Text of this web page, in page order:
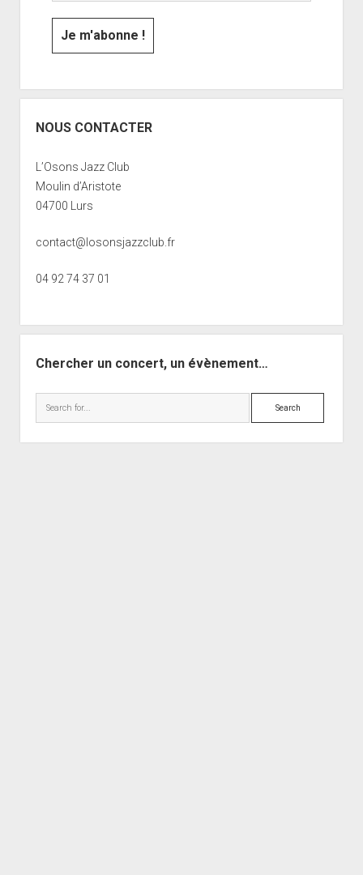
NOUS CONTACTER
L’Osons Jazz Club
Moulin d’Aristote
04700 Lurs
contact@losonsjazzclub.fr
04 92 74 37 01
Chercher un concert, un évènement…
Search